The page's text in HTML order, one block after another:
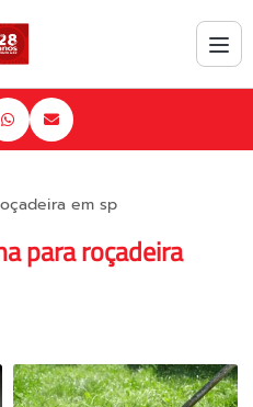
em sp
para roçadeira